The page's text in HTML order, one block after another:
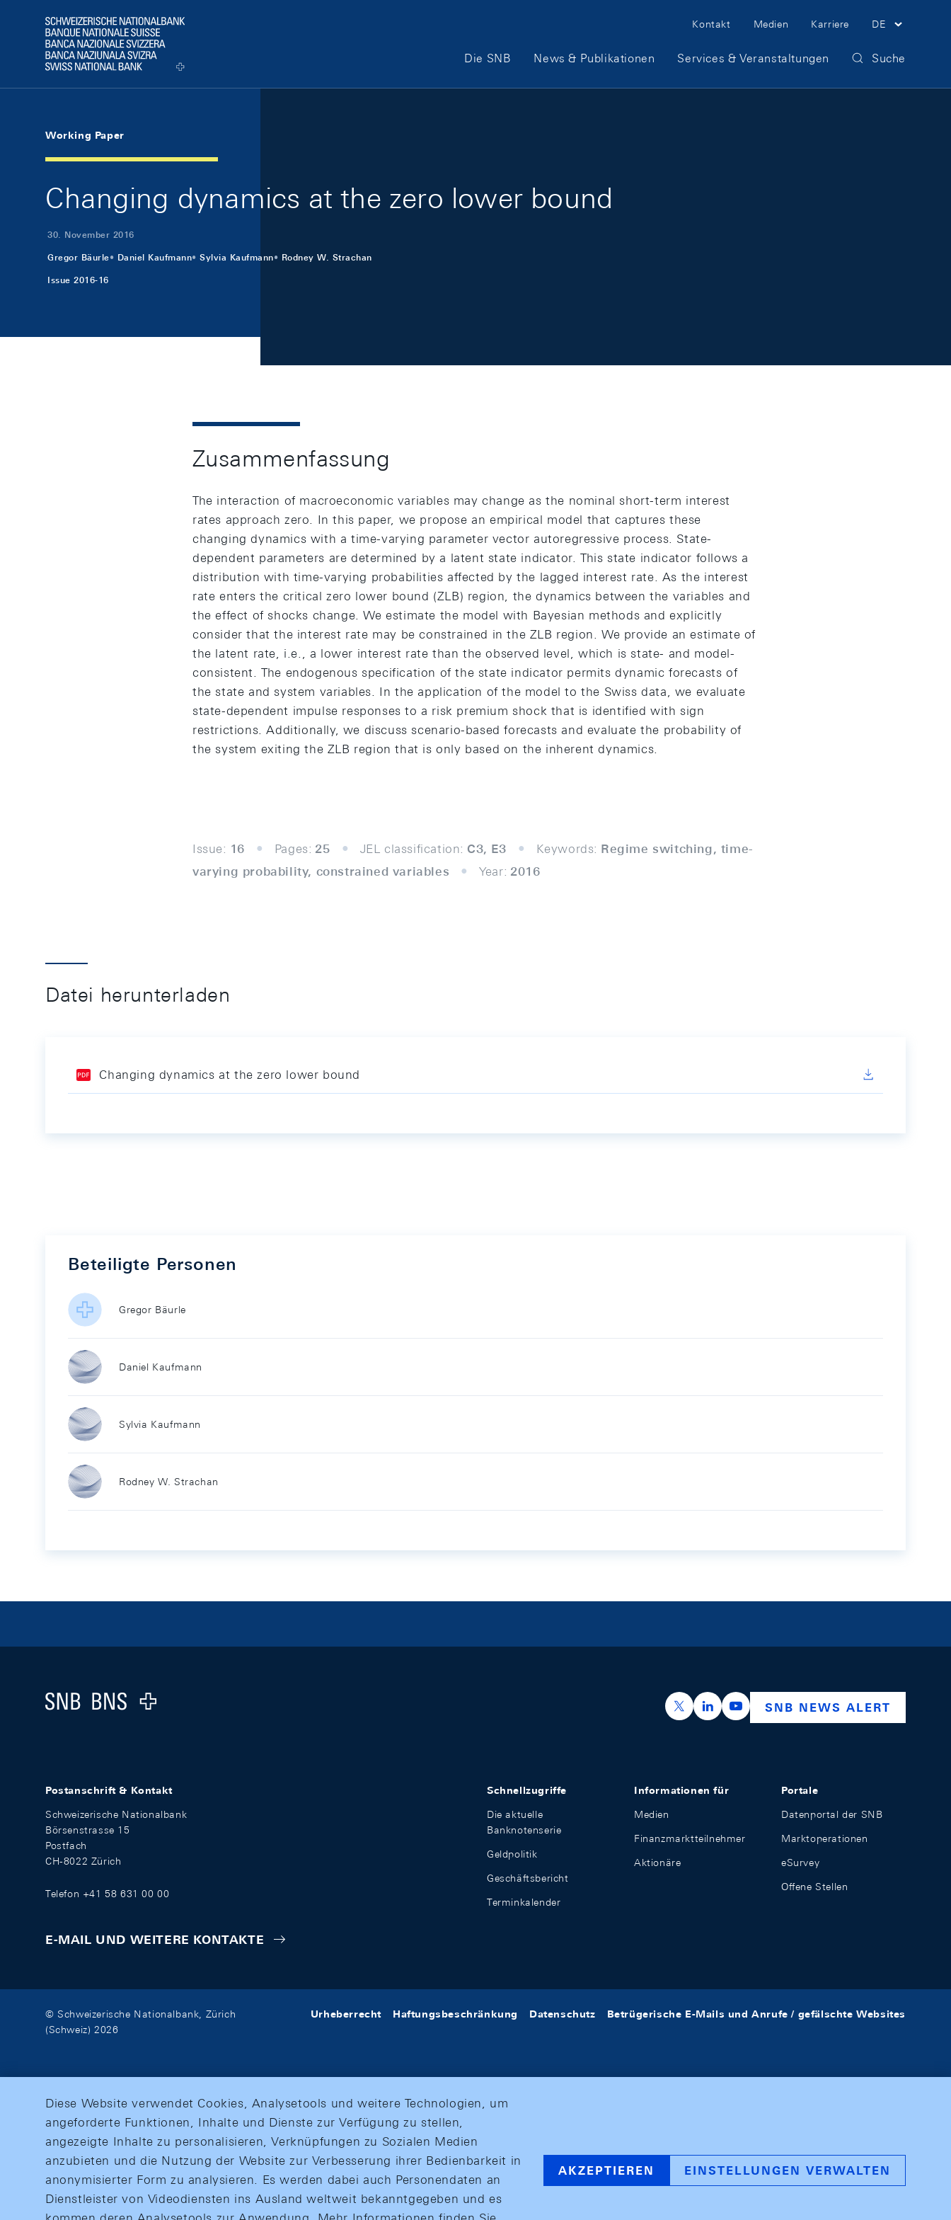
Logo
Meta Navigation
Kontakt Medien Karriere DE
Hauptnavigation
Die SNB News & Publikationen Services & Veranstaltungen Suche
Working Paper
Changing dynamics at the zero lower bound
30. November 2016
Gregor Bäurle Daniel Kaufmann Sylvia Kaufmann Rodney W. Strachan
Issue 2016-16
Zusammenfassung
The interaction of macroeconomic variables may change as the nominal short-term interest
rates approach zero. In this paper, we propose an empirical model that captures these
changing dynamics with a time-varying parameter vector autoregressive process. State-
dependent parameters are determined by a latent state indicator. This state indicator follows a
distribution with time-varying probabilities affected by the lagged interest rate. As the interest
rate enters the critical zero lower bound (ZLB) region, the dynamics between the variables and
the effect of shocks change. We estimate the model with Bayesian methods and explicitly
consider that the interest rate may be constrained in the ZLB region. We provide an estimate of
the latent rate, i.e., a lower interest rate than the observed level, which is state- and model-
consistent. The endogenous specification of the state indicator permits dynamic forecasts of
the state and system variables. In the application of the model to the Swiss data, we evaluate
state-dependent impulse responses to a risk premium shock that is identified with sign
restrictions. Additionally, we discuss scenario-based forecasts and evaluate the probability of
the system exiting the ZLB region that is only based on the inherent dynamics.
Issue: 16 Pages: 25 JEL classification: C3, E3 Keywords: Regime switching, time-
varying probability, constrained variables
Year: 2016
Datei herunterladen
Changing dynamics at the zero lower bound
Beteiligte Personen
Gregor Bäurle
Daniel Kaufmann
Sylvia Kaufmann
Rodney W. Strachan
Logo
https://x.com/snb_bns
https://ch.linkedin.com/company/swiss-
https://www.youtube.com/
SNB NEWS ALERT
Postanschrift & Kontakt
Schweizerische Nationalbank
Börsenstrasse 15
Postfach
CH-8022 Zürich
Telefon +41 58 631 00 00
E-MAIL UND WEITERE KONTAKTE
Schnellzugriffe
Die aktuelle
Banknotenserie
Geldpolitik
Geschäftsbericht
Terminkalender
Informationen für
Medien
Finanzmarktteilnehmer
Aktionäre
Portale
Datenportal der SNB
Marktoperationen
eSurvey
Offene Stellen
© Schweizerische Nationalbank, Zürich
(Schweiz) 2026
Urheberrecht Haftungsbeschränkung Datenschutz Betrügerische E-Mails und Anrufe / gefälschte Websites
Diese Website verwendet Cookies, Analysetools und weitere Technologien, um
angeforderte Funktionen, Inhalte und Dienste zur Verfügung zu stellen,
angezeigte Inhalte zu personalisieren, Verknüpfungen zu Sozialen Medien
anzubieten und die Nutzung der Website zur Verbesserung ihrer Bedienbarkeit in
anonymisierter Form zu analysieren. Es werden dabei auch Personendaten an
Dienstleister von Videodiensten ins Ausland weltweit bekanntgegeben und es
AKZEPTIEREN EINSTELLUNGEN VERWALTEN